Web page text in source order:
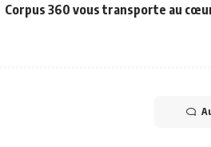
Corpus 360 vous transporte au